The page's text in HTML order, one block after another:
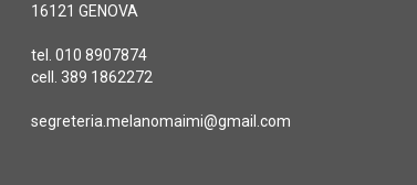
16121 GENOVA
tel. 010 8907874
cell. 389 1862272
segreteria.melanomaimi@gmail.com